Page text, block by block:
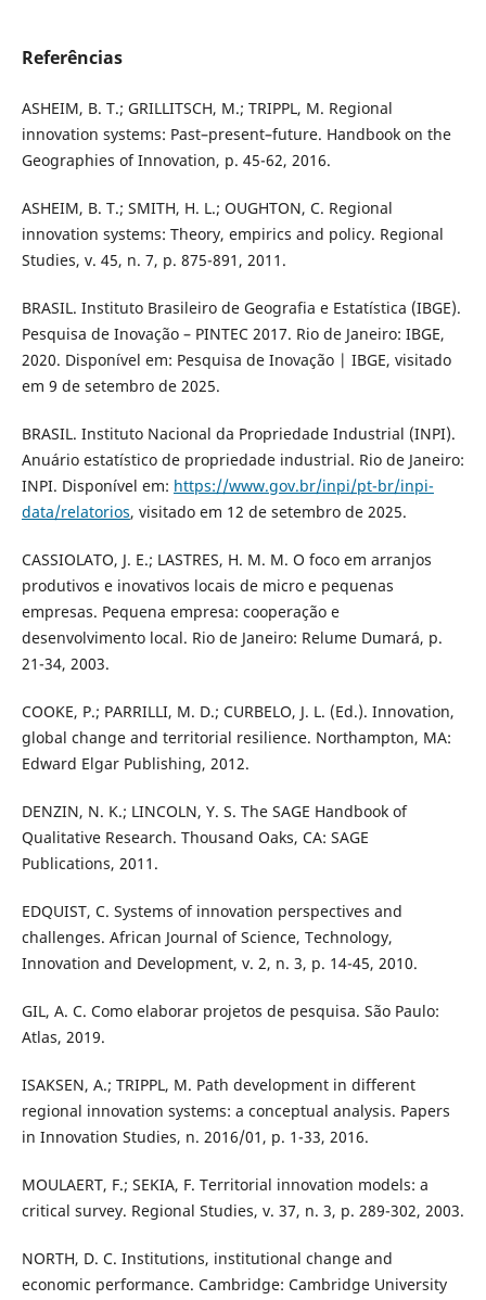
Referências
ASHEIM, B. T.; GRILLITSCH, M.; TRIPPL, M. Regional
innovation systems: Past–present–future. Handbook on the
Geographies of Innovation, p. 45-62, 2016.
ASHEIM, B. T.; SMITH, H. L.; OUGHTON, C. Regional
innovation systems: Theory, empirics and policy. Regional
Studies, v. 45, n. 7, p. 875-891, 2011.
BRASIL. Instituto Brasileiro de Geografia e Estatística (IBGE).
Pesquisa de Inovação – PINTEC 2017. Rio de Janeiro: IBGE,
2020. Disponível em: Pesquisa de Inovação | IBGE, visitado
em 9 de setembro de 2025.
BRASIL. Instituto Nacional da Propriedade Industrial (INPI).
Anuário estatístico de propriedade industrial. Rio de Janeiro:
INPI. Disponível em: https://www.gov.br/inpi/pt-br/inpi-
data/relatorios, visitado em 12 de setembro de 2025.
CASSIOLATO, J. E.; LASTRES, H. M. M. O foco em arranjos
produtivos e inovativos locais de micro e pequenas
empresas. Pequena empresa: cooperação e
desenvolvimento local. Rio de Janeiro: Relume Dumará, p.
21-34, 2003.
COOKE, P.; PARRILLI, M. D.; CURBELO, J. L. (Ed.). Innovation,
global change and territorial resilience. Northampton, MA:
Edward Elgar Publishing, 2012.
DENZIN, N. K.; LINCOLN, Y. S. The SAGE Handbook of
Qualitative Research. Thousand Oaks, CA: SAGE
Publications, 2011.
EDQUIST, C. Systems of innovation perspectives and
challenges. African Journal of Science, Technology,
Innovation and Development, v. 2, n. 3, p. 14-45, 2010.
GIL, A. C. Como elaborar projetos de pesquisa. São Paulo:
Atlas, 2019.
ISAKSEN, A.; TRIPPL, M. Path development in different
regional innovation systems: a conceptual analysis. Papers
in Innovation Studies, n. 2016/01, p. 1-33, 2016.
MOULAERT, F.; SEKIA, F. Territorial innovation models: a
critical survey. Regional Studies, v. 37, n. 3, p. 289-302, 2003.
NORTH, D. C. Institutions, institutional change and
economic performance. Cambridge: Cambridge University